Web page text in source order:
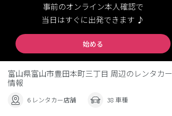
事前のオンライン本人確認で
当日はすぐに出発できます ♪
始める
富山県富山市豊田本町三丁目 周辺のレンタカー
情報
6 レンタカー店舗 38 車種